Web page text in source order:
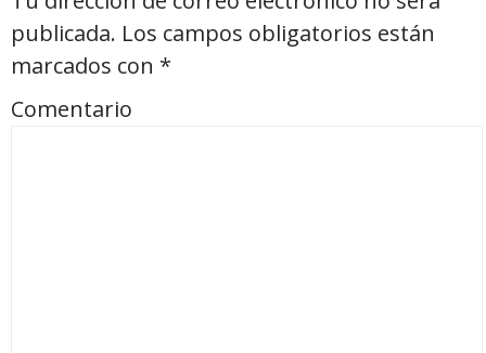
publicada. Los campos obligatorios están
marcados con *
Comentario